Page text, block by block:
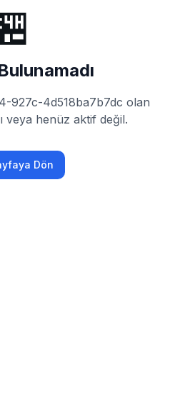
927c-4d518ba7b7dc olan
veya henüz aktif değil.
Dön